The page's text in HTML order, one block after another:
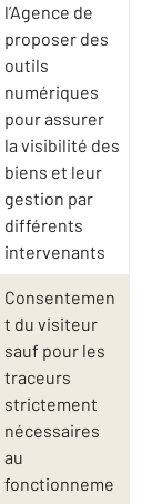
l’Agence de
proposer des
outils
numériques
pour assurer
la visibilité des
biens et leur
gestion par
différents
intervenants
Consentemen
t du visiteur
sauf pour les
traceurs
strictement
nécessaires
au
fonctionneme